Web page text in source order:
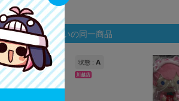
状態違いの同一商品
状態 : A
川越店